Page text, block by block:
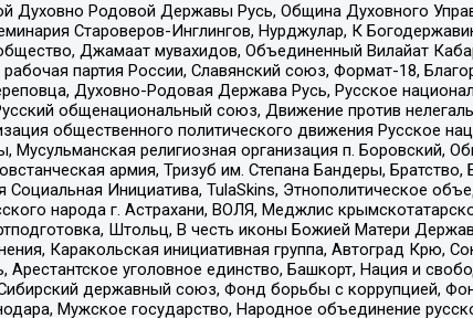
Духовно Родовой Державы Русь, Община Духовного
Староверов-Инглингов, Нурджулар, К
Джамаат мувахидов, Объединенный Вилайат
партия России, Славянский союз, Формат-18,
Духовно-Родовая Держава Русь, Русское
общенациональный союз, Движение против
общественного политического движения Русское
религиозная организация п. Боровский,
армия, Тризуб им. Степана Бандеры, Братство,
Инициатива, TulaSkins, Этнополитическое
народа г. Астрахани, ВОЛЯ, Меджлис
Штольц, В честь иконы Божией Матери
Каракольская инициативная группа, Автоград Крю,
Арестантское уголовное единство, Башкорт, Нация и
державный союз, Фонд борьбы с коррупцией,
Мужское государство, Народное объединение